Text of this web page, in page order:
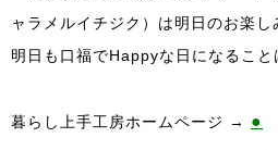
ャラメルイチジク）は明日のお楽し
明日も口福でHappyな日になること
暮らし上手工房ホームページ → ●